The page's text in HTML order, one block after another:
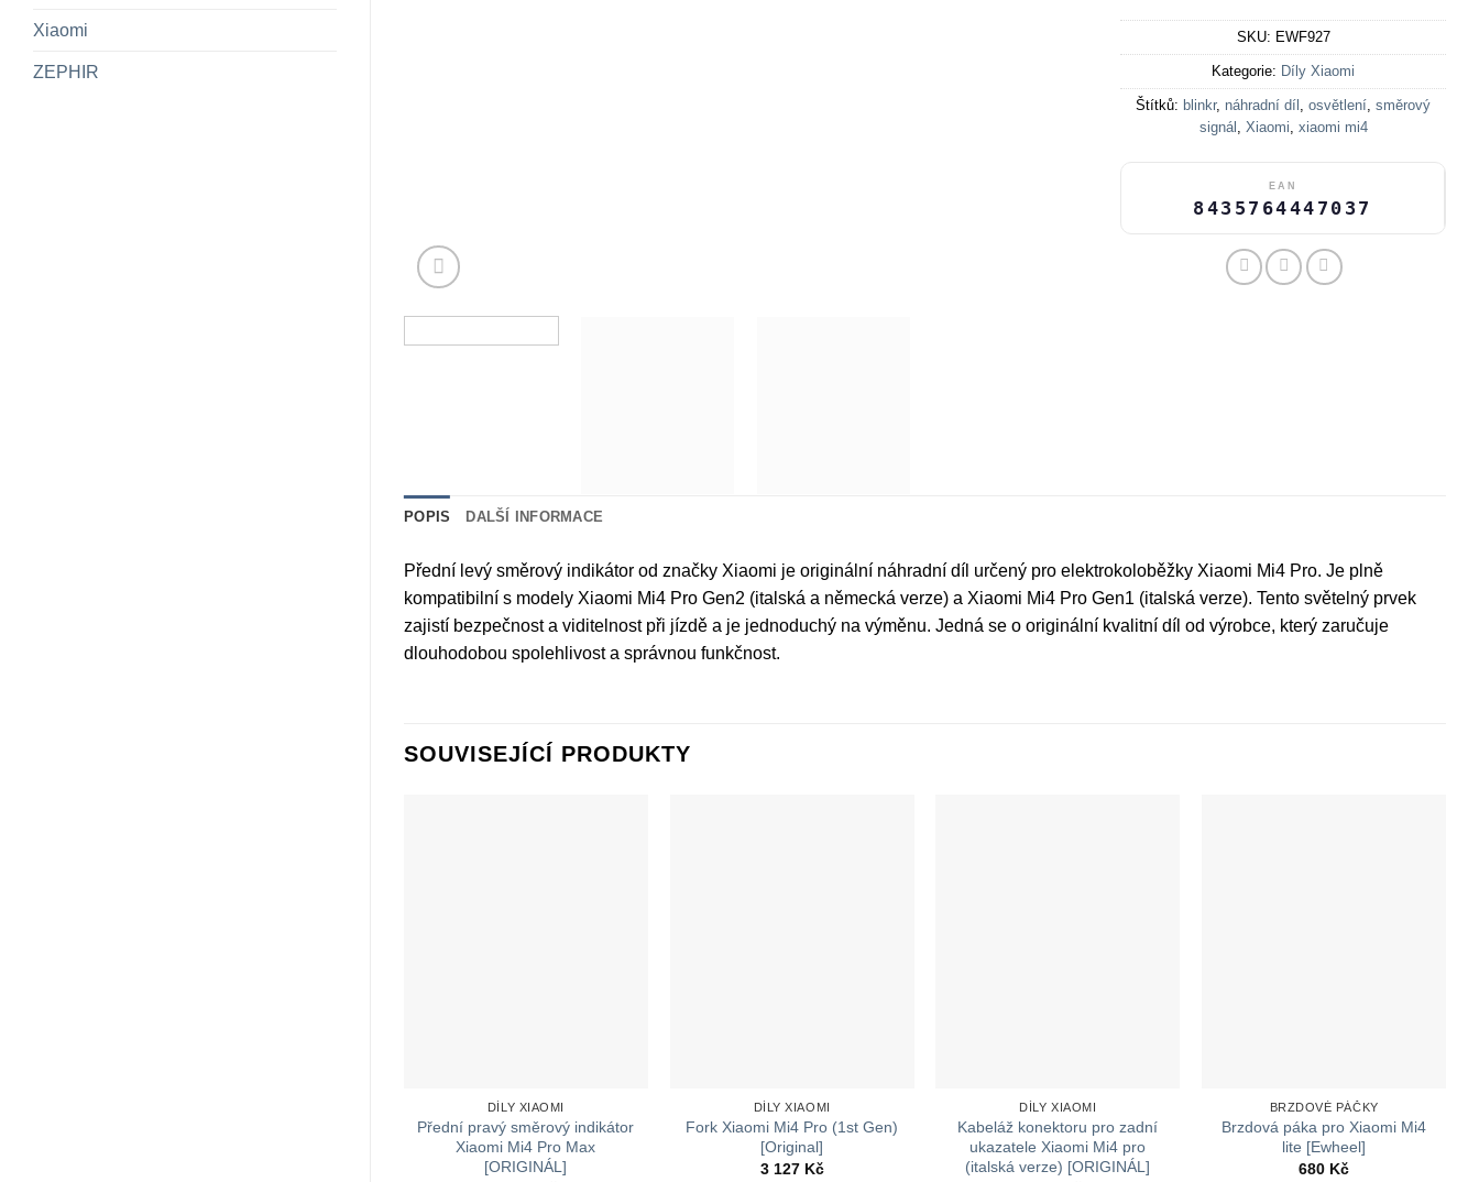
Xiaomi
ZEPHIR
SKU: EWF927
Kategorie: Díly Xiaomi
Štítků: blinkr, náhradní díl ,osvětlení,směrový
signál , Xiaomi, xiaomi mi4
EAN
8435764447037
POPIS DALŠÍ INFORMACE
Přední levý směrový indikátor od značky Xiaomi je originální náhradní díl určený pro elektrokoloběžky Xiaomi Mi4 Pro. Je plně
kompatibilní s modely Xiaomi Mi4 Pro Gen2 (italská a německá verze) a Xiaomi Mi4 Pro Gen1 (italská verze). Tento světelný prvek
zajistí bezpečnost a viditelnost při jízdě a je jednoduchý na výměnu. Jedná se o originální kvalitní díl od výrobce, který zaručuje
dlouhodobou spolehlivost a správnou funkčnost.
SOUVISEJÍCÍ PRODUKTY
DÍLY XIAOMI
Přední pravý směrový indikátor
Xiaomi Mi4 Pro Max
[ORIGINÁL]
DÍLY XIAOMI
Fork Xiaomi Mi4 Pro (1st Gen)
[Original]
3 127 Kč
DÍLY XIAOMI
Kabeláž konektoru pro zadní
ukazatele Xiaomi Mi4 pro
(italská verze) [ORIGINÁL]
BRZDOVÉ PÁČKY
Brzdová páka pro Xiaomi Mi4
lite [Ewheel]
680 Kč